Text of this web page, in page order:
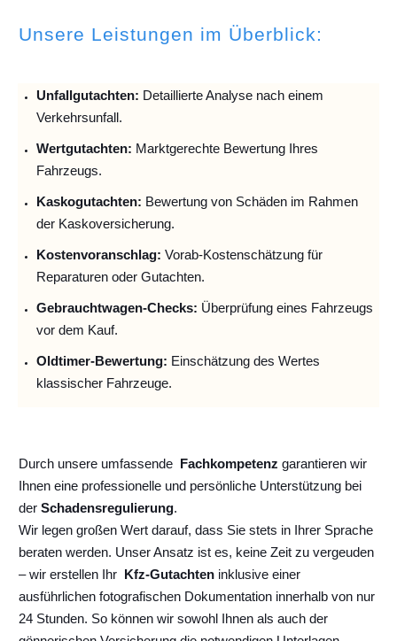
Unsere Leistungen im Überblick:
Unfallgutachten: Detaillierte Analyse nach einem
Verkehrsunfall.
Wertgutachten: Marktgerechte Bewertung Ihres
Fahrzeugs.
Kaskogutachten: Bewertung von Schäden im Rahmen
der Kaskoversicherung.
Kostenvoranschlag: Vorab-Kostenschätzung für
Reparaturen oder Gutachten.
Gebrauchtwagen-Checks: Überprüfung eines Fahrzeugs
vor dem Kauf.
Oldtimer-Bewertung: Einschätzung des Wertes
klassischer Fahrzeuge.
Durch unsere umfassende Fachkompetenz garantieren wir
Ihnen eine professionelle und persönliche Unterstützung bei
der Schadensregulierung.
Wir legen großen Wert darauf, dass Sie stets in Ihrer Sprache
beraten werden. Unser Ansatz ist es, keine Zeit zu vergeuden
– wir erstellen Ihr Kfz-Gutachten inklusive einer
ausführlichen fotografischen Dokumentation innerhalb von nur
24 Stunden. So können wir sowohl Ihnen als auch der